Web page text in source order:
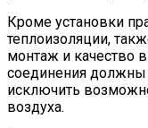
Кроме установки
теплоизоляции,
монтаж и качество
соединения
исключить
воздуха.